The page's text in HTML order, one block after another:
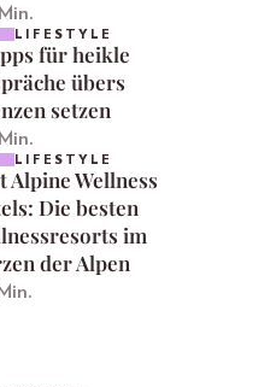
LIFESTYLE
für heikle
übers
setzen
LIFESTYLE
Alpine Wellness
Die besten
im
der Alpen